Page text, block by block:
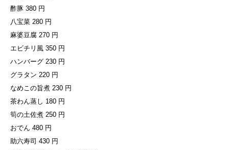
酢豚 380 円
八宝菜 280 円
麻婆豆腐 270 円
エビチリ風 350 円
ハンバーグ 230 円
グラタン 220 円
なめこの旨煮 230 円
茶わん蒸し 180 円
筍の土佐煮 250 円
おでん 480 円
助六寿司 430 円